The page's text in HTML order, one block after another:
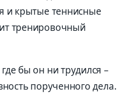
и крытые теннисные
тренировочный
бы он ни трудился –
порученного дела.